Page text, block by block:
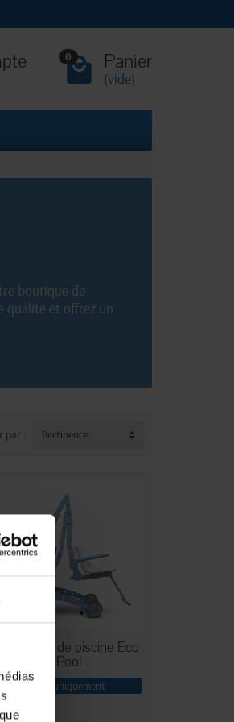
0 Panier
(vide)
boutique de
qualité et offrez un
par : Pertinence
Élévateur de piscine Eco
Pool
En magasin uniquement